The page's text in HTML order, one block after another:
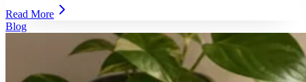
Read More
Blog